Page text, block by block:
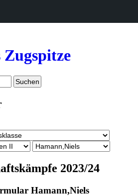
Zugspitze
2023/24
Hamann,Niels